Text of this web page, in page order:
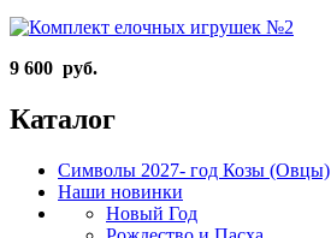
9 600 руб.
Каталог
Символы 2027- год Козы (Овцы)
Наши новинки
Новый Год